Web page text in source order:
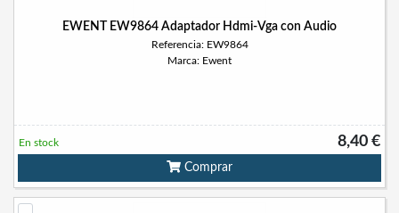
EWENT EW9864 Adaptador Hdmi-Vga con Audio
Referencia: EW9864
Marca: Ewent
8,40 €
En stock
Comprar